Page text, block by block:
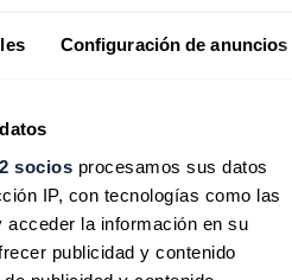
Configuración de anuncios
sociosprocesamos sus datos
IP, con tecnologías como las
la información en su
publicidad y contenido
la consulta pública
Estrategia contra la
a 2030
asesorías energéticas y análisis
ayuda pública, y, de manera